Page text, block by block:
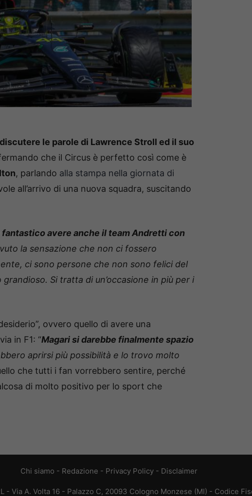
le parole di Lawrence Stroll ed il suo
che il Circus è perfetto così come è
, parlando alla stampa nella giornata di
all’arrivo di una nuova squadra, suscitando
fantastico avere anche il team Andretti con
la sensazione che non ci fossero
ci sono persone che non sono felici del
Si tratta di un’occasione in più per i
ovvero quello di avere una
in F1: “Magari si darebbe finalmente spazio
aprirsi più possibilità e lo trovo molto
che tutti i fan vorrebbero sentire, perché
di molto positivo per lo sport che
Chi siamo - Redazione - Privacy Policy - Disclaimer
- Via A. Volta 16 - Palazzo C, 20093 Cologno Monzese (MI) - Codice